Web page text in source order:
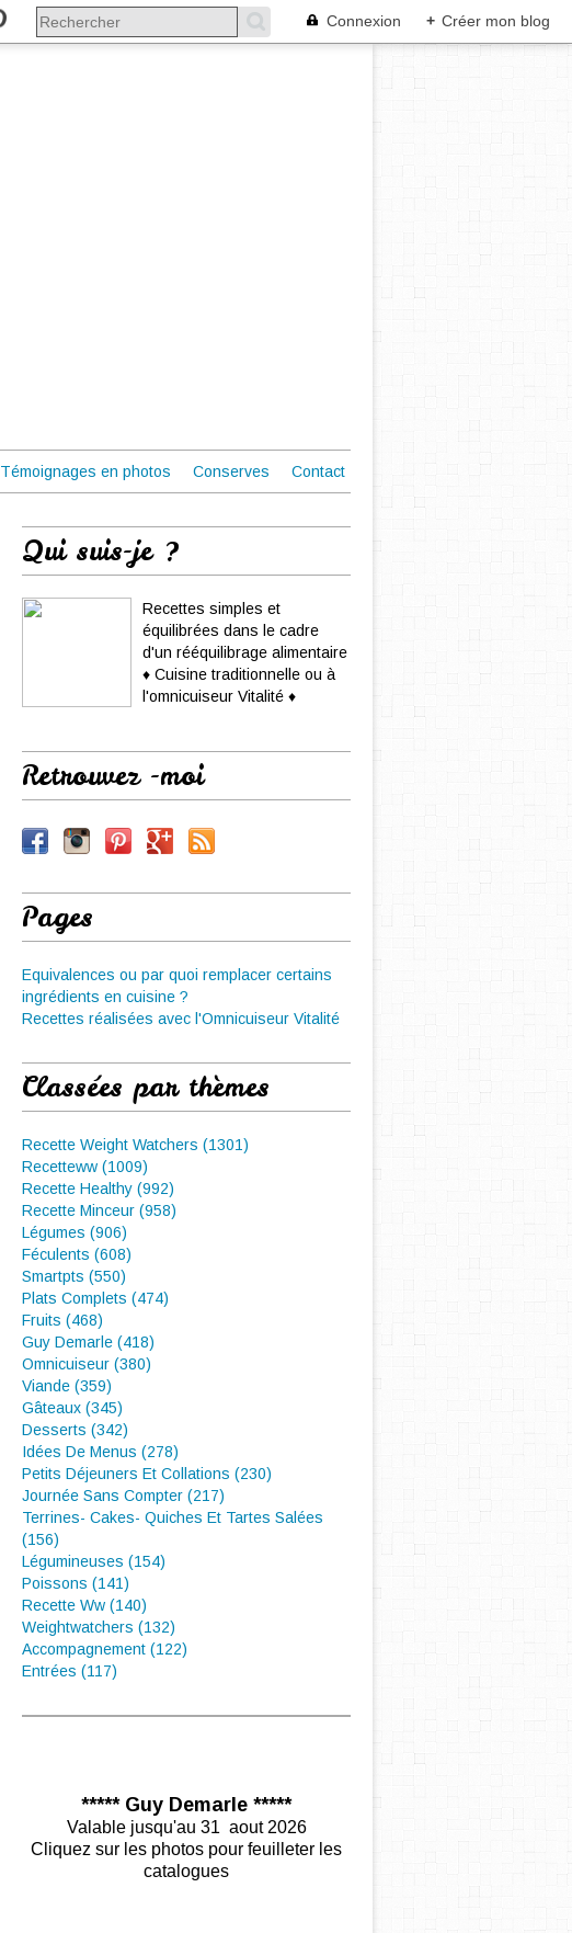
Connexion + Créer mon blog
Témoignages en photos Conserves Contact
Qui suis-je ?
Recettes simples et
équilibrées dans le cadre
d'un rééquilibrage alimentaire
♦ Cuisine traditionnelle ou à
l'omnicuiseur Vitalité ♦
Retrouvez -moi
Pages
Equivalences ou par quoi remplacer certains
ingrédients en cuisine ?
Recettes réalisées avec l'Omnicuiseur Vitalité
Classées par thèmes
Recette Weight Watchers (1301)
Recetteww (1009)
Recette Healthy (992)
Recette Minceur (958)
Légumes (906)
Féculents (608)
Smartpts (550)
Plats Complets (474)
Fruits (468)
Guy Demarle (418)
Omnicuiseur (380)
Viande (359)
Gâteaux (345)
Desserts (342)
Idées De Menus (278)
Petits Déjeuners Et Collations (230)
Journée Sans Compter (217)
Terrines- Cakes- Quiches Et Tartes Salées
(156)
Légumineuses (154)
Poissons (141)
Recette Ww (140)
Weightwatchers (132)
Accompagnement (122)
Entrées (117)
***** Guy Demarle *****
Valable jusqu'au 31 aout 2026
Cliquez sur les photos pour feuilleter les
catalogues